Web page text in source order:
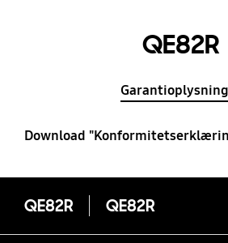
QE82R
Download
QE82R QE82R